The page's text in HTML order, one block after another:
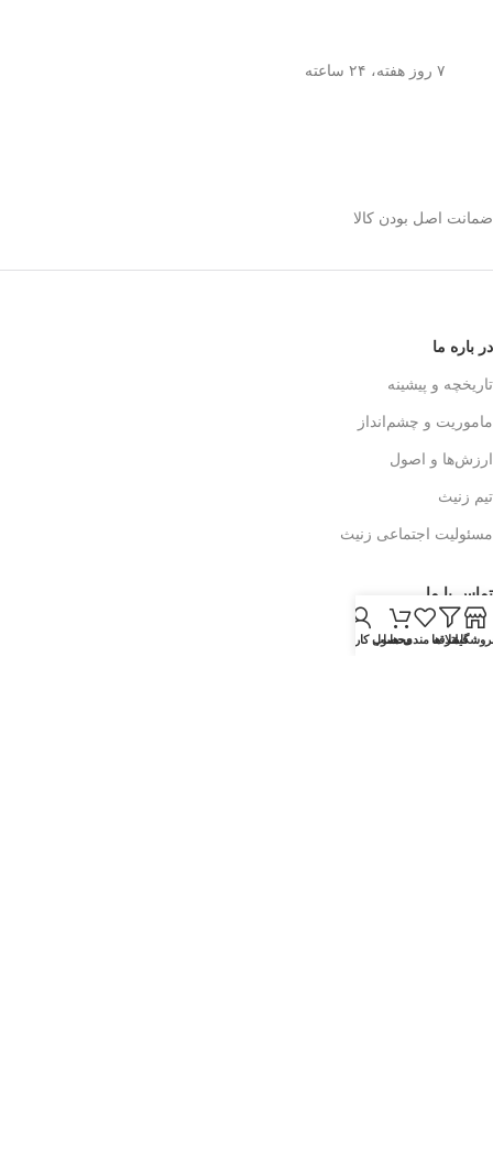
۷ روز هفته، ۲۴ ساعته
ضمانت اصل بودن کالا
در باره ما
تاریخچه و پیشینه
ماموریت و چشم‌انداز
ارزش‌ها و اصول
تیم زنیث
مسئولیت اجتماعی زنیث
تماس با ما
اطلاعات تماس
فیلتر ها
علاقه مندی ها
محصول
حساب کاربری من